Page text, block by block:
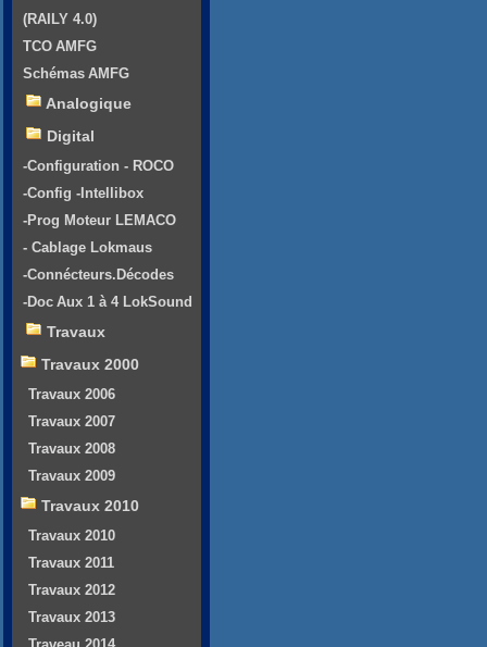
(RAILY 4.0)
TCO AMFG
Schémas AMFG
Analogique
Digital
-Configuration - ROCO
-Config -Intellibox
-Prog Moteur LEMACO
- Cablage Lokmaus
-Connécteurs.Décodes
-Doc Aux 1 à 4 LokSound
Travaux
Travaux 2000
Travaux 2006
Travaux 2007
Travaux 2008
Travaux 2009
Travaux 2010
Travaux 2010
Travaux 2011
Travaux 2012
Travaux 2013